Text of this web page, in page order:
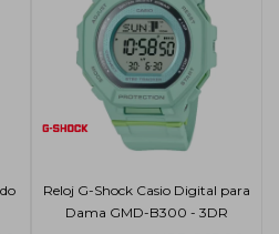
Reloj G-Shock Casio Digital para
Dama GMD-B300 - 3DR